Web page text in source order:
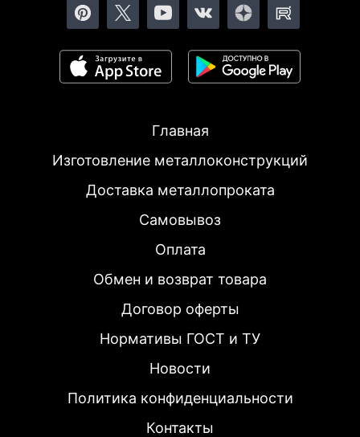
Главная
Изготовление металлоконструкций
Доставка металлопроката
Самовывоз
Оплата
Обмен и возврат товара
Договор оферты
Нормативы ГОСТ и ТУ
Новости
Политика конфиденциальности
Контакты